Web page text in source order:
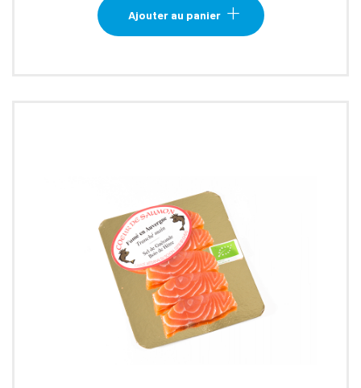
Ajouter au panier